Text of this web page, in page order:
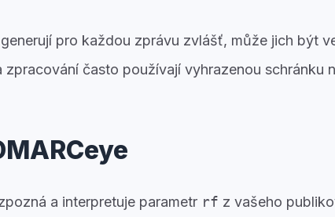
pro každou zprávu zvlášť, může jich být
často používají vyhrazenou schránku
a interpretuje parametr rf z vašeho